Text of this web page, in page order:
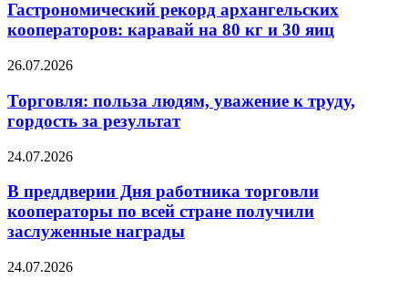
Гастрономический рекорд архангельских
кооператоров: каравай на 80 кг и 30 яиц
26.07.2026
Торговля: польза людям, уважение к труду,
гордость за результат
24.07.2026
В преддверии Дня работника торговли
кооператоры по всей стране получили
заслуженные награды
24.07.2026